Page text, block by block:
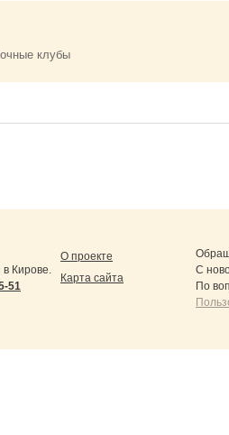
клубы
Кирове.
51
О проекте
Карта сайта
С
По